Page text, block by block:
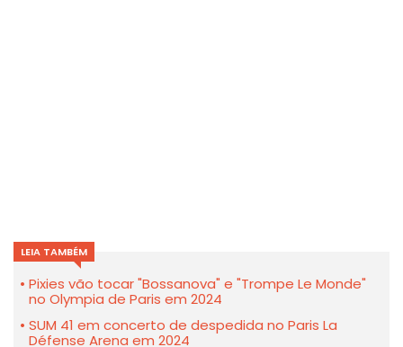
LEIA TAMBÉM
Pixies vão tocar "Bossanova" e "Trompe Le Monde"
no Olympia de Paris em 2024
SUM 41 em concerto de despedida no Paris La
Défense Arena em 2024